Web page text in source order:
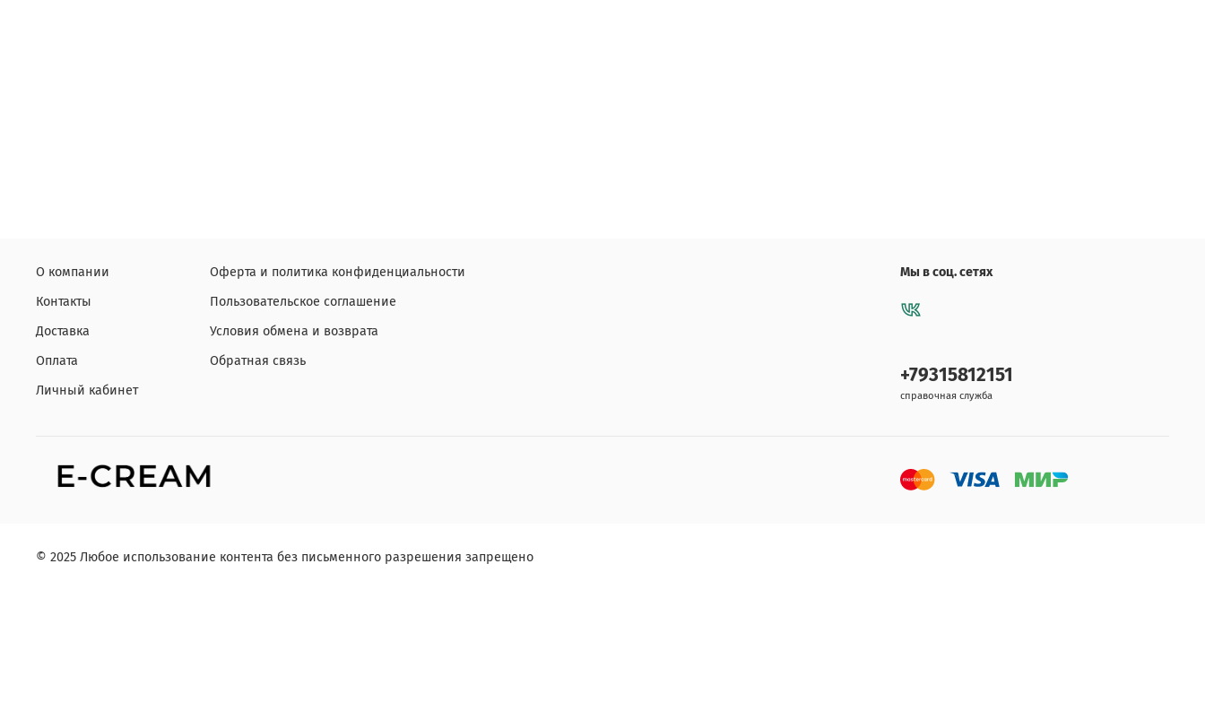
О компании
Контакты
Доставка
Оплата
Личный кабинет
Оферта и политика конфиденциальности
Пользовательское соглашение
Условия обмена и возврата
Обратная связь
Мы в соц. сетях
+79315812151
справочная служба
© 2025 Любое использование контента без письменного разрешения запрещено